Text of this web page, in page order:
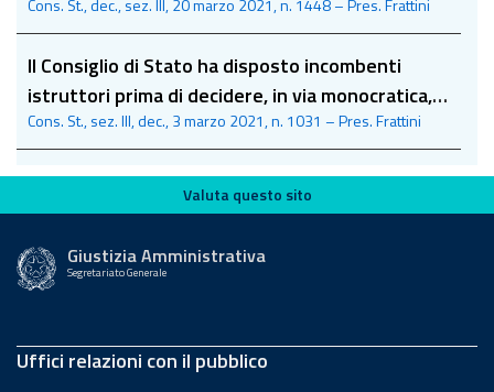
Cons. St., dec., sez. III, 20 marzo 2021, n. 1448 – Pres. Frattini
Il Consiglio di Stato ha disposto incombenti
istruttori prima di decidere, in via monocratica,
sulla sospensione dell’ordinanza del Presidente
della Regione Abruzzo che ha disposto misure
urgenti per l’emergenza Covid-19
Cons. St., sez. III, dec., 3 marzo 2021, n. 1031 – Pres. Frattini
Valuta questo sito
Valuta questo sito
Giustizia Amministrativa
Segretariato Generale
Uffici relazioni con il pubblico